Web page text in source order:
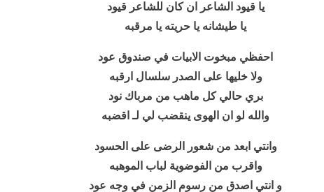
يا قيود الشاعر ان كان للشاعر قيود
يا طيشانه يا حريته يا مرقبه
احفظي مبخوت الابيات في صندوق عود
ولا خليها على الصدر سلسال ارقبه
بري حالي كل ماهب من مرباك نود
والله لو ان الهوى ينقضب لي لـ اقضبه
وانتي ابعد من شعور الرضى على الحسود
واقرب من الفوضوية لباب الموهبه
و انتي اصدق من رسوم الزمن في وجه عود